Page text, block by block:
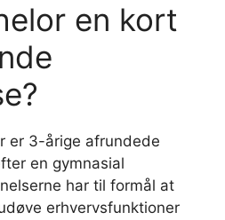
en kort
er 3-årige afrundede
en gymnasial
har til formål at
erhvervsfunktioner